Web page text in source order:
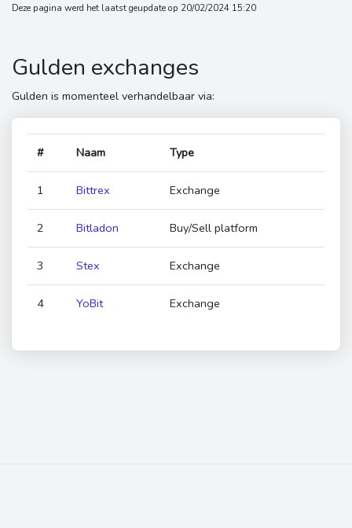
Deze pagina werd het laatst geupdate op 20/02/2024 15:20
Gulden exchanges
Gulden is momenteel verhandelbaar via:
# Naam Type
1 Bittrex Exchange
2 Bitladon Buy/Sell platform
3 Stex Exchange
4 YoBit Exchange